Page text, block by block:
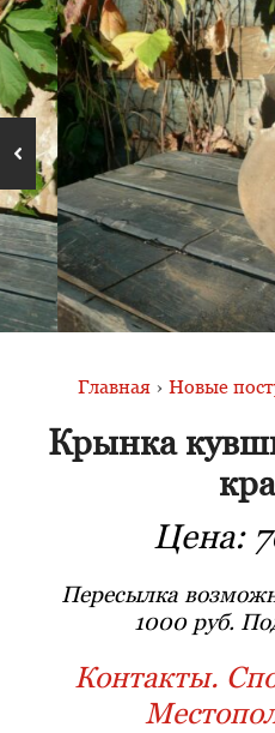
Главная › Новые
Крынка
Цена:
Пересылка
1000 руб.
Контакты.